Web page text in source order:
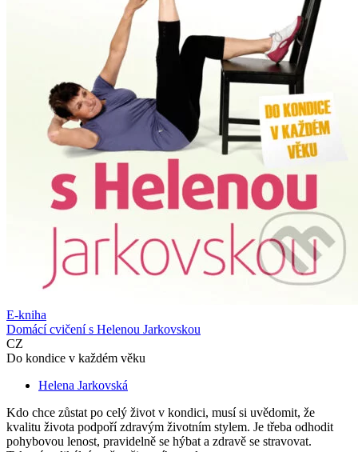
E-kniha
Domácí cvičení s Helenou Jarkovskou
CZ
Do kondice v každém věku
Helena Jarkovská
Kdo chce zůstat po celý život v kondici, musí si uvědomit, že
kvalitu života podpoří zdravým životním stylem. Je třeba odhodit
pohybovou lenost, pravidelně se hýbat a zdravě se stravovat.